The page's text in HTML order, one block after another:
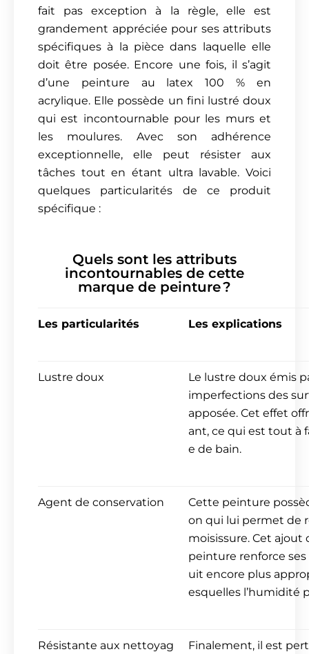
fait pas exception à la règle, elle est
grandement appréciée pour ses attributs
spécifiques à la pièce dans laquelle elle
doit être posée. Encore une fois, il s’agit
d’une peinture au latex 100 % en
acrylique. Elle possède un fini lustré doux
qui est incontournable pour les murs et
les moulures. Avec son adhérence
exceptionnelle, elle peut résister aux
tâches tout en étant ultra lavable. Voici
quelques particularités de ce produit
spécifique :
Quels sont les attributs
incontournables de cette
marque de peinture ?
Les particularités Les explications
Lustre doux
Le lustre doux émis
imperfections des
apposée. Cet effet
ant, ce qui est tout à
e de bain.
Agent de conservation
Cette peinture
on qui lui permet de
moisissure. Cet ajout
peinture renforce
uit encore plus
esquelles l’humidité
Résistante aux nettoyag
Finalement, il est